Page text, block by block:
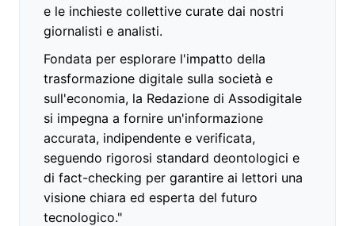
e le inchieste collettive curate dai nostri
giornalisti e analisti.
Fondata per esplorare l'impatto della
trasformazione digitale sulla società e
sull'economia, la Redazione di Assodigitale
si impegna a fornire un'informazione
accurata, indipendente e verificata,
seguendo rigorosi standard deontologici e
di fact-checking per garantire ai lettori una
visione chiara ed esperta del futuro
tecnologico."